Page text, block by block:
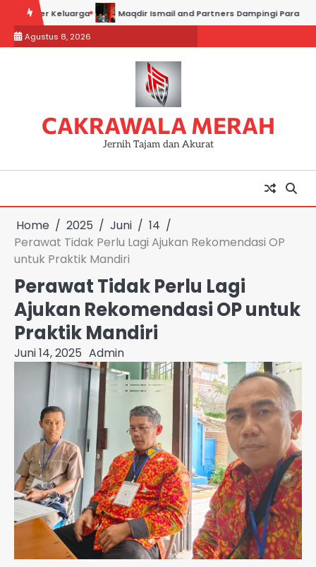
content
Keluarga Maqdir Ismail and Partners Dampingi Para Saksi Hadiri
Agustus 8, 2026
CAKRAWALA MERAH
Jernih Tajam dan Akurat
Home 2025 Juni
14
Perawat Tidak Perlu Lagi Ajukan Rekomendasi OP
untuk Praktik Mandiri
Perawat Tidak Perlu Lagi
Ajukan Rekomendasi OP untuk
Praktik Mandiri
Juni 14, 2025 Admin